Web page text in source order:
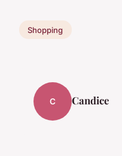
Shopping
C Candice